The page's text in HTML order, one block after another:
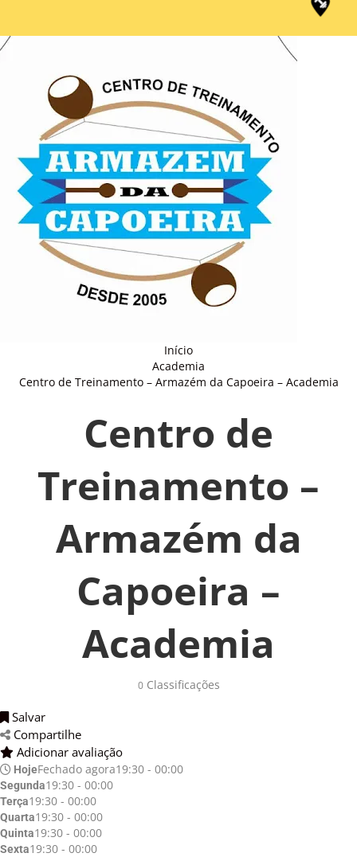
Início
Academia
Centro de Treinamento – Armazém da Capoeira – Academia
Centro de
Treinamento –
Armazém da
Capoeira –
Academia
0Classificações
Salvar
Compartilhe
Adicionar avaliação
HojeFechado agora19:30 - 00:00
Segunda19:30 - 00:00
Terça19:30 - 00:00
Quarta19:30 - 00:00
Quinta19:30 - 00:00
Sexta19:30 - 00:00